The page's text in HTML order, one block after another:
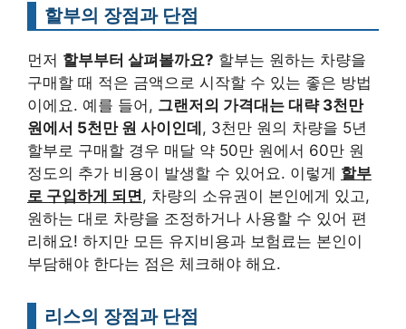
할부의 장점과 단점
먼저 할부부터 살펴볼까요? 할부는 원하는 차량을
구매할 때 적은 금액으로 시작할 수 있는 좋은 방법
이에요. 예를 들어, 그랜저의 가격대는 대략 3천만
원에서 5천만 원 사이인데 , 3천만 원의 차량을 5년
할부로 구매할 경우 매달 약 50만 원에서 60만 원
정도의 추가 비용이 발생할 수 있어요. 이렇게 할부
로 구입하게 되면, 차량의 소유권이 본인에게 있고,
원하는 대로 차량을 조정하거나 사용할 수 있어 편
리해요! 하지만 모든 유지비용과 보험료는 본인이
부담해야 한다는 점은 체크해야 해요.
리스의 장점과 단점